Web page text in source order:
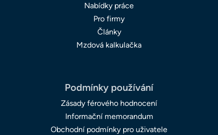
Nabídky práce
Pro firmy
Články
Mzdová kalkulačka
Podmínky používání
Zásady férového hodnocení
Informační memorandum
Obchodní podmínky pro uživatele